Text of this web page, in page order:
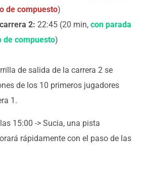
de compuesto)
2: 22:45 (20 min, con parada
de compuesto)
de salida de la carrera 2 se
de los 10 primeros jugadores
1.
15:00 -> Sucia, una pista
rápidamente con el paso de las